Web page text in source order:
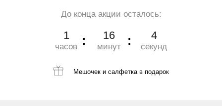
До конца акции осталось:
1
часов
16
минут
2
секунд
Мешочек и салфеткав подарок